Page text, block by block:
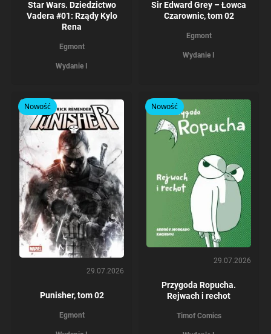
Star Wars. Dziedzictwo
Vadera #01: Rządy Kylo
Rena
Egmont
Wydanie I
Sir Edward Grey – Łowca
Czarownic, tom 02
Egmont
Wydanie I
Nowość
29.07.2026
Punisher, tom 02
Egmont
Nowość
29.07.2026
Przygoda Ropucha.
Rejwach i rechot
Timof Comics